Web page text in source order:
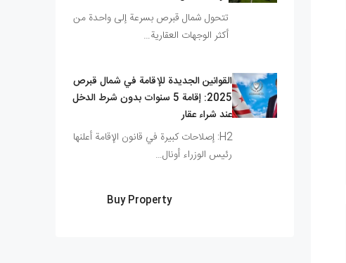
تتحول شمال قبرص بسرعة إلى واحدة من
أكثر الوجهات العقارية…
القوانين الجديدة للإقامة في شمال قبرص
2025: إقامة 5 سنوات بدون شرط الدخل
عند شراء عقار
H2: إصلاحات كبيرة في قانون الإقامة أعلنها
رئيس الوزراء أونال…
Buy Property